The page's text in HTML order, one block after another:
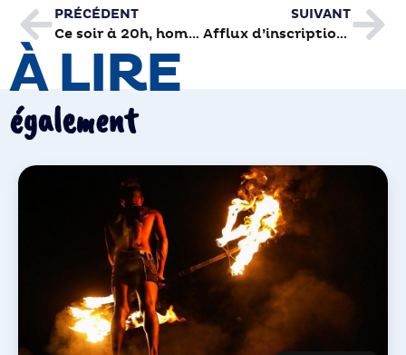
PRÉCÉDENT
Ce soir à 20h, hommage à Uderzo sur Breniges FM
SUIVANT
Afflux d’inscriptions à la médiathèque numérique du département
À LIRE
également